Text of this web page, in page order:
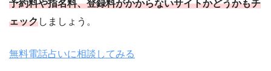
予約料や指名料、登録料がかからないサイトかどうかもチ
ェックしましょう。
無料電話占いに相談してみる